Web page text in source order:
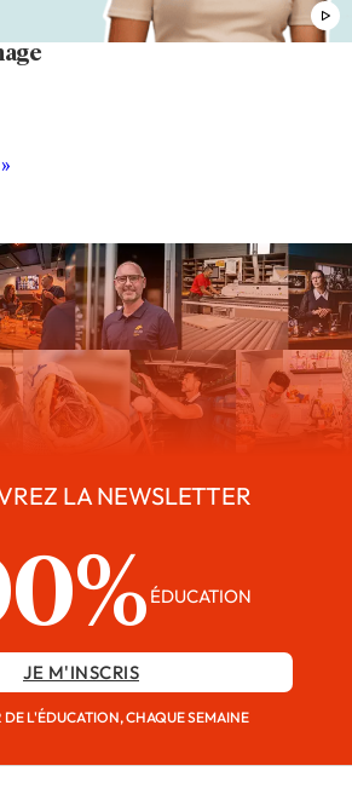
LA NEWSLETTER
ÉDUCATION
JE M'INSCRIS
DE L'ÉDUCATION, CHAQUE SEMAINE